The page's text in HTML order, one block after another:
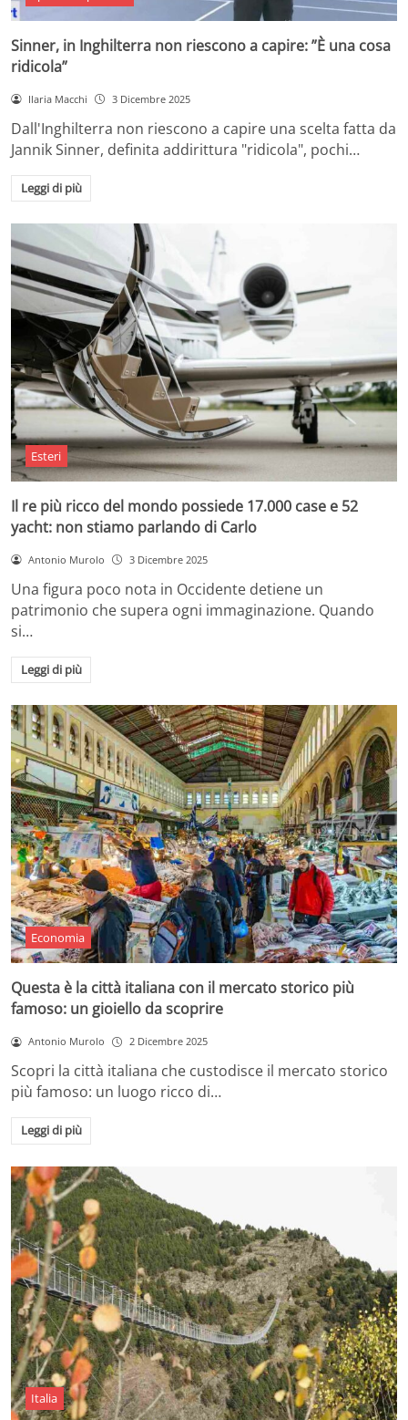
Sinner, in Inghilterra non riescono a capire: ”È una cosa
ridicola”
Ilaria Macchi 3 Dicembre 2025
Dall'Inghilterra non riescono a capire una scelta fatta da
Jannik Sinner, definita addirittura "ridicola", pochi…
Leggi di più
Esteri
Il re più ricco del mondo possiede 17.000 case e 52
yacht: non stiamo parlando di Carlo
Antonio Murolo 3 Dicembre 2025
Una figura poco nota in Occidente detiene un
patrimonio che supera ogni immaginazione. Quando
si…
Leggi di più
Economia
Questa è la città italiana con il mercato storico più
famoso: un gioiello da scoprire
Antonio Murolo 2 Dicembre 2025
Scopri la città italiana che custodisce il mercato storico
più famoso: un luogo ricco di…
Leggi di più
Italia